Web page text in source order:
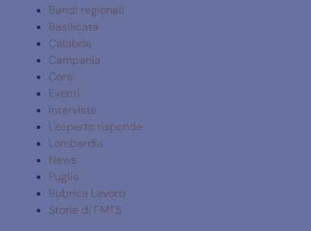
Bandi regionali
Basilicata
Calabria
Campania
Corsi
Eventi
Interviste
L'esperto risponde
Lombardia
News
Puglia
Rubrica Lavoro
Storie di FMTS